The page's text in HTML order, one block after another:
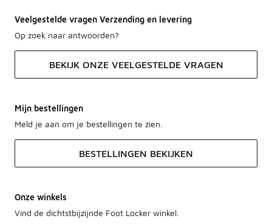
Veelgestelde vragen Verzending en levering
Op zoek naar antwoorden?
BEKIJK ONZE VEELGESTELDE VRAGEN
Mijn bestellingen
Meld je aan om je bestellingen te zien.
BESTELLINGEN BEKIJKEN
Onze winkels
Vind de dichtstbijzijnde Foot Locker winkel.